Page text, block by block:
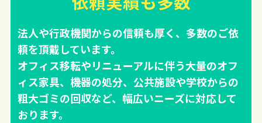
法人や行政機関からの信頼も厚く、多数のご依
頼を頂戴しています。
オフィス移転やリニューアルに伴う大量のオフ
ィス家具、機器の処分、公共施設や学校からの
粗大ゴミの回収など、幅広いニーズに対応して
おります。